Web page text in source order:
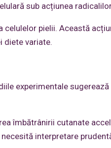
sub acțiunea
celulelor pielii. Această
diete variate.
experimentale sugerează
îmbătrânirii cutanate
interpretare